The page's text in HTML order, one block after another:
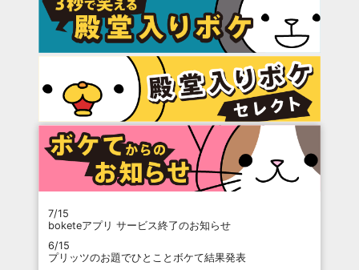
7/15
boketeアプリ サービス終了のお知らせ
6/15
プリッツのお題でひとことボケて結果発表